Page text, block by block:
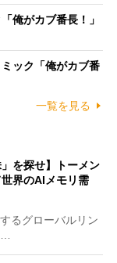
俺がカブ番長！」
ック「俺がカブ番
一覧を見る
を探せ】トーメン
界のAIメモリ需
るグローバルリン
…